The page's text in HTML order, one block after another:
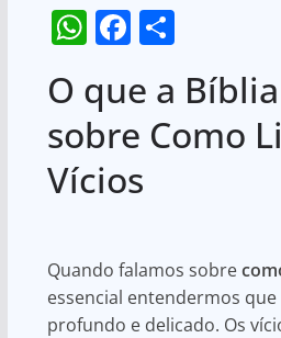
W
h
at
s
A
p
F
a
c
e
b
o
k
S
ar
e
O que a
sobre Como
Vícios
Quando falamos sobre
essencial entendermos
profundo e delicado. Os